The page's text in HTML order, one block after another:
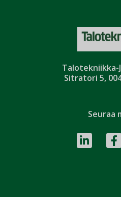
Talotekniikka-
Sitratori 5,
Seuraa